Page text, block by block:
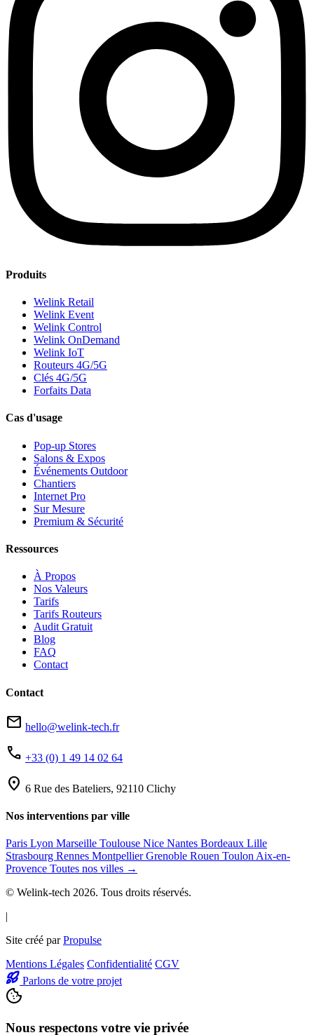
Produits
Welink Retail
Welink Event
Welink Control
Welink OnDemand
Welink IoT
Routeurs 4G/5G
Clés 4G/5G
Forfaits Data
Cas d'usage
Pop-up Stores
Salons & Expos
Événements Outdoor
Chantiers
Internet Pro
Sur Mesure
Premium & Sécurité
Ressources
À Propos
Nos Valeurs
Tarifs
Tarifs Routeurs
Audit Gratuit
Blog
FAQ
Contact
Contact
mail hello@welink-tech.fr
phone +33 (0) 1 49 14 02 64
location_on 6 Rue des Bateliers, 92110 Clichy
Nos interventions par ville
Paris Lyon Marseille Toulouse Nice Nantes Bordeaux Lille
Strasbourg Rennes MontpellierGrenoble Rouen Toulon Aix-en-
Provence Toutes nos villes →
© Welink-tech 2026. Tous droits réservés.
|
Site créé parPropulse
Mentions Légales Confidentialité CGV
Parlons de votre projet
Nous respectons votre vie privée